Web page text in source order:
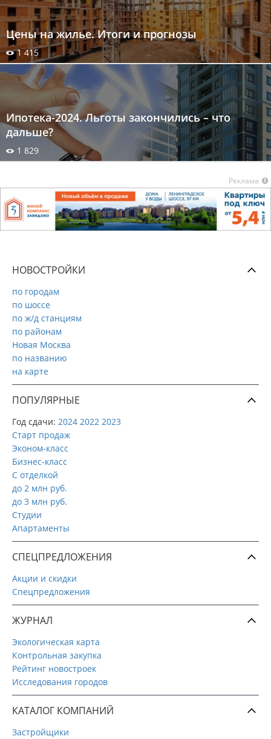
Цены на жилье. Итоги и прогнозы
1 415
Ипотека-2024. Льготы закончились – что
дальше?
1 829
Реклама
НОВОСТРОЙКИ
по городам
по шоссе
по ж/д станциям
по районам
Новая Москва
по названию
на карте
ПОПУЛЯРНЫЕ
Год сдачи: 2024 2022 2023
Старт продаж
Эконом-класс
Бизнес-класс
С отделкой
до 2 млн руб.
до 3 млн руб.
Студии
Апартаменты
СПЕЦПРЕДЛОЖЕНИЯ
Акции и скидки
Спецпредложения
ЖУРНАЛ
Экологическая карта
Контрольная закупка
Рейтинг новостроек
Исследования городов
КАТАЛОГ КОМПАНИЙ
Застройщики